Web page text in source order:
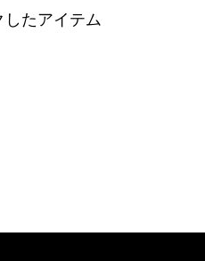
たアイテム